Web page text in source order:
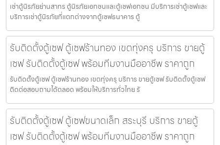
เช่าตู้นิรภัยย่านสาทร ตู้นิรภัยเอกชนและตู้เซฟเอกชน มีบริการเช่าตู้เซฟและ
บริการเช่าตู้นิรภัยที่แตกต่างจากตู้เซฟธนาคาร ตู้
รับติดตั้งตู้เซฟ ตู้เซฟร้านทอง เขตทุ่งครุ บริการ ขายตู้
เซฟ รับติดตั้งตู้เซฟ พร้อมทีมงานมืออาชีพ ราคาถูก
รับติดตั้งตู้เซฟ ตู้เซฟร้านทอง เขตทุ่งครุ บริการ ขายตู้เซฟ รับติดตั้งตู้เซฟ
ติดต่อสอบถามได้ตลอด พร้อมให้บริการทั่วไทย รั
รับติดตั้งตู้เซฟ ตู้เซฟขนาดเล็ก สระบุรี บริการ ขายตู้
เซฟ รับติดตั้งตู้เซฟ พร้อมทีมงานมืออาชีพ ราคาถูก